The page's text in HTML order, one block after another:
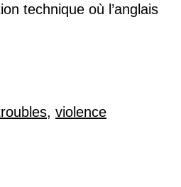
technique où l’anglais
, violence